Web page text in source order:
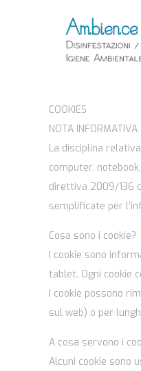
COOKIES
NOTA
La disciplina
computer,
direttiva 2009/136
semplificate per
Cosa sono i cookie?
I cookie sono
tablet. Ogni cookie
I cookie possono
sul web) o per
A cosa servono i
Alcuni cookie sono